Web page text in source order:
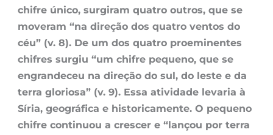
chifre único, surgiram quatro outros, que se
moveram “na direção dos quatro ventos do
céu” (v. 8). De um dos quatro proeminentes
chifres surgiu “um chifre pequeno, que se
engrandeceu na direção do sul, do leste e da
terra gloriosa” (v. 9). Essa atividade levaria à
Síria, geográfica e historicamente. O pequeno
chifre continuou a crescer e “lançou por terra